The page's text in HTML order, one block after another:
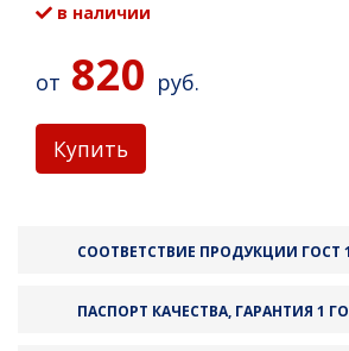
в наличии
от 820 руб.
Купить
СООТВЕТСТВИЕ ПРОДУКЦИИ ГОСТ
ПАСПОРТ КАЧЕСТВА, ГАРАНТИЯ 1